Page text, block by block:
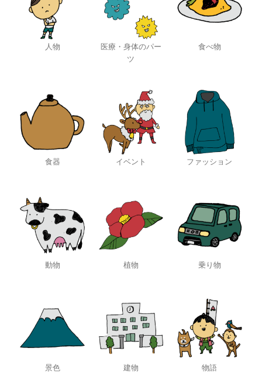
人物
医療・身体のパー
ツ
食べ物
食器 イベント ファッション
動物 植物 乗り物
景色 建物 物語